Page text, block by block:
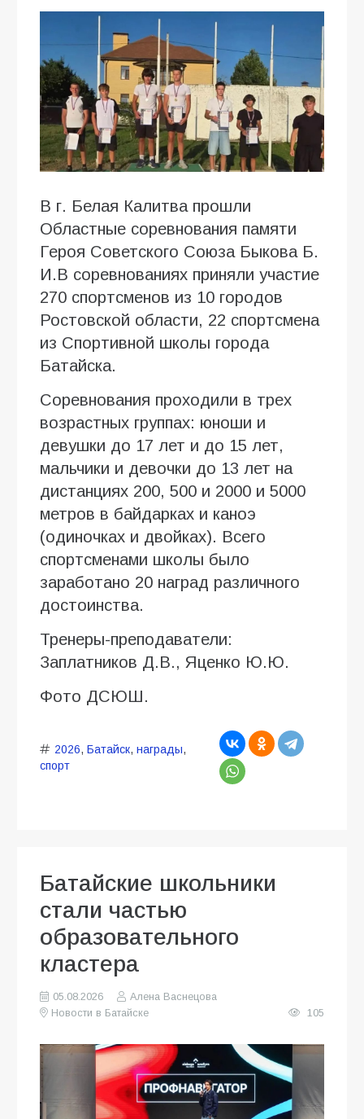
В г. Белая Калитва прошли
Областные соревнования памяти
Героя Советского Союза Быкова Б.
И.В соревнованиях приняли участие
270 спортсменов из 10 городов
Ростовской области, 22 спортсмена
из Спортивной школы города
Батайска.
Соревнования проходили в трех
возрастных группах: юноши и
девушки до 17 лет и до 15 лет,
мальчики и девочки до 13 лет на
дистанциях 200, 500 и 2000 и 5000
метров в байдарках и каноэ
(одиночках и двойках). Всего
спортсменами школы было
заработано 20 наград различного
достоинства.
Тренеры-преподаватели:
Заплатников Д.В., Яценко Ю.Ю.
Фото ДСЮШ.
2026, Батайск, награды,
спорт
Батайские школьники
стали частью
образовательного
кластера
05.08.2026
Алена Васнецова
Новости в Батайске
105